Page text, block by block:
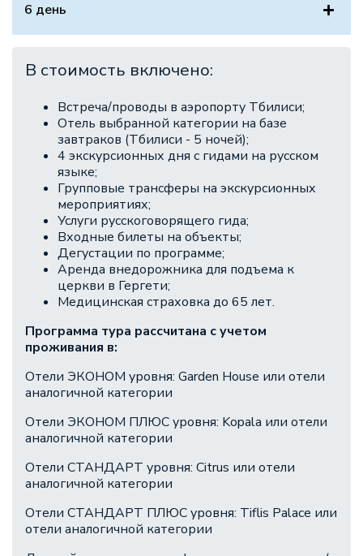
6 день
В стоимость включено:
Встреча/проводы в аэропорту Тбилиси;
Отель выбранной категории на базе
завтраков (Тбилиси - 5 ночей);
4 экскурсионных дня с гидами на русском
языке;
Групповые трансферы на экскурсионных
мероприятиях;
Услуги русскоговорящего гида;
Входные билеты на объекты;
Дегустации по программе;
Аренда внедорожника для подъема к
церкви в Гергети;
Медицинская страховка до 65 лет.
Программа тура рассчитана с учетом
проживания в:
Отели ЭКОНОМ уровня: Garden House или отели
аналогичной категории
Отели ЭКОНОМ ПЛЮС уровня: Kopala или отели
аналогичной категории
Отели СТАНДАРТ уровня: Citrus или отели
аналогичной категории
Отели СТАНДАРТ ПЛЮС уровня: Tiflis Palace или
отели аналогичной категории